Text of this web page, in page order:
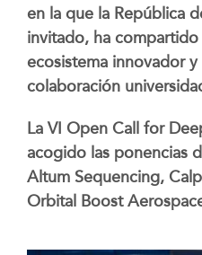
en la que la República
invitado, ha compartido
ecosistema innovador
colaboración
La VI Open Call for
acogido las ponencias
Altum Sequencing,
Orbital Boost